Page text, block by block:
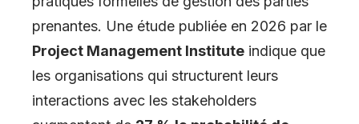
prenantes. Une étude publiée en 2026 par le
Project Management Institute indique que
les organisations qui structurent leurs
interactions avec les stakeholders